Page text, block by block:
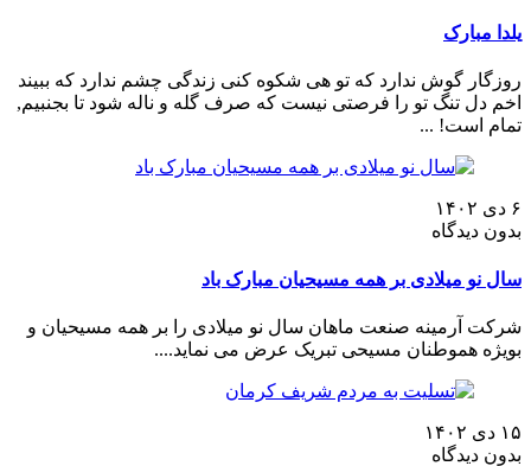
یلدا مبارک
روزگار گوش ندارد که تو هی شکوه کنی زندگی چشم ندارد که ببیند
اخم دل تنگ تو را فرصتی نیست که صرف گله و ناله شود تا بجنبیم,
تمام است! ...
۶ دی ۱۴۰۲
بدون دیدگاه
سال نو میلادی بر همه مسیحیان مبارک باد
شرکت آرمینه صنعت ماهان سال نو میلادی را بر همه مسیحیان و
بویژه هموطنان مسیحی تبریک عرض می نماید....
۱۵ دی ۱۴۰۲
بدون دیدگاه